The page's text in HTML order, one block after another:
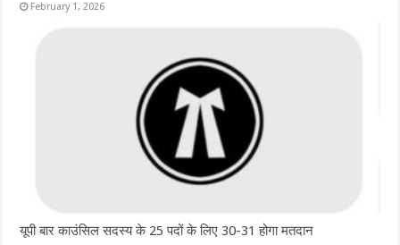
February 1, 2026
यूपी बार काउंसिल सदस्य के 25 पदों के लिए 30-31 होगा मतदान